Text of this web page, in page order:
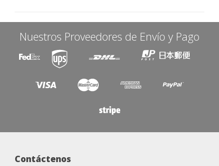
Nuestros Proveedores de Envío y Pago
Contáctenos